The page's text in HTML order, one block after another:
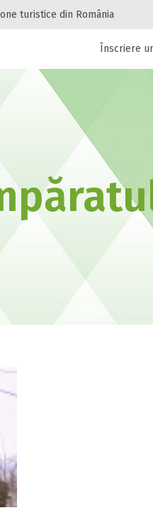
turistice din România
de
sau alte
bun preț.
Înscriere